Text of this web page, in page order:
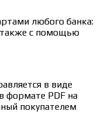
любого банка:
также с помощью
в виде
формате PDF на
покупателем